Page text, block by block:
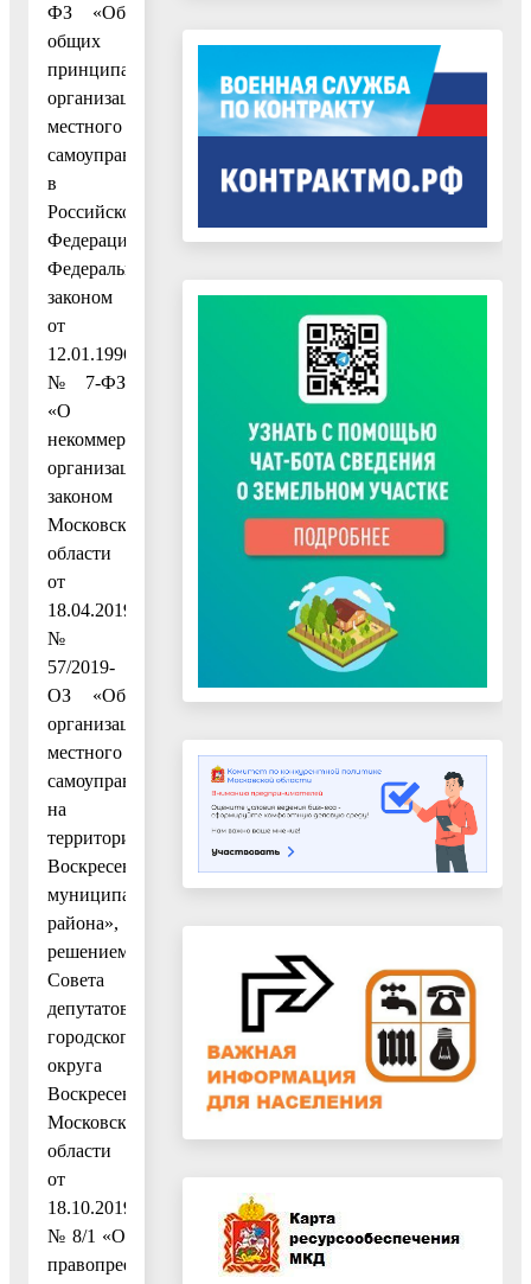
ФЗ «Об
общих
принципах
организации
местного
самоуправления
в
Российской
Федерации»,
Федеральным
законом
от
12.01.1996
№ 7-ФЗ
«О
некоммерческих
организациях»,
законом
Московской
области
от
18.04.2019
№
57/2019-
ОЗ «Об
организации
местного
самоуправления
на
территории
Воскресенского
муниципального
района»,
решением
Совета
депутатов
городского
округа
Воскресенск
Московской
области
от
18.10.2019
№ 8/1 «О
правопреемстве